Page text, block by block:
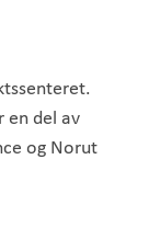
en del av
og Norut